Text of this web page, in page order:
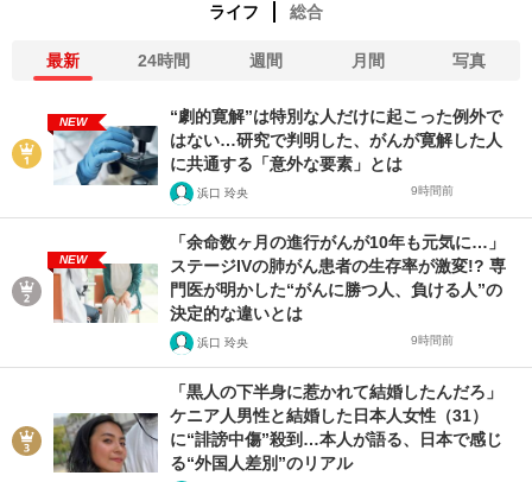
ライフ 総合
最新 24時間 週間 月間 写真
NEW
“劇的寛解”は特別な人だけに起こった例外で
はない…研究で判明した、がんが寛解した人
に共通する「意外な要素」とは
浜口 玲央 9時間前
NEW
「余命数ヶ月の進行がんが10年も元気に…」
ステージIVの肺がん患者の生存率が激変!? 専
門医が明かした“がんに勝つ人、負ける人”の
決定的な違いとは
浜口 玲央 9時間前
「黒人の下半身に惹かれて結婚したんだろ」
ケニア人男性と結婚した日本人女性（31）
に“誹謗中傷”殺到…本人が語る、日本で感じ
る“外国人差別”のリアル